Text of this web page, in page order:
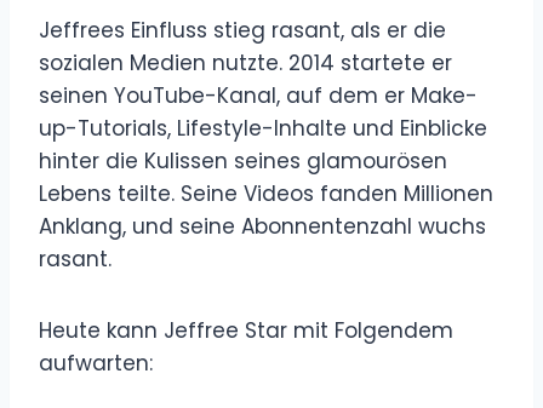
Jeffrees Einfluss stieg rasant, als er die
sozialen Medien nutzte. 2014 startete er
seinen YouTube-Kanal, auf dem er Make-
up-Tutorials, Lifestyle-Inhalte und Einblicke
hinter die Kulissen seines glamourösen
Lebens teilte. Seine Videos fanden Millionen
Anklang, und seine Abonnentenzahl wuchs
rasant.
Heute kann Jeffree Star mit Folgendem
aufwarten: